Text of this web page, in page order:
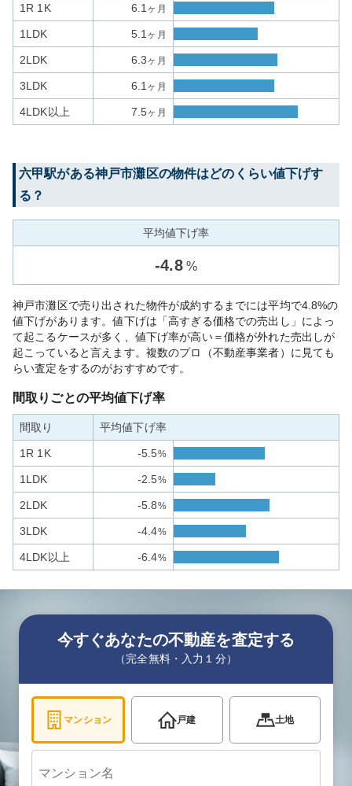
1R 1K 6.1 ヶ月
1LDK 5.1 ヶ月
2LDK 6.3ヶ月
3LDK 6.1 ヶ月
4LDK以上 7.5ヶ月
六甲駅がある神戸市灘区の物件はどのくらい値下げす
る？
平均値下げ率
-4.8 %
神戸市灘区で売り出された物件が成約するまでには平均で4.8%の
値下げがあります。値下げは「高すぎる価格での売出し」によっ
て起こるケースが多く、値下げ率が高い＝価格が外れた売出しが
起こっていると言えます。複数のプロ（不動産事業者）に見ても
らい査定をするのがおすすめです。
間取りごとの平均値下げ率
間取り 平均値下げ率
1R 1K -5.5%
1LDK -2.5%
2LDK -5.8%
3LDK -4.4%
4LDK以上 -6.4%
今すぐあなたの不動産を査定する
（完全無料・入力１分）
マンション 戸建 土地